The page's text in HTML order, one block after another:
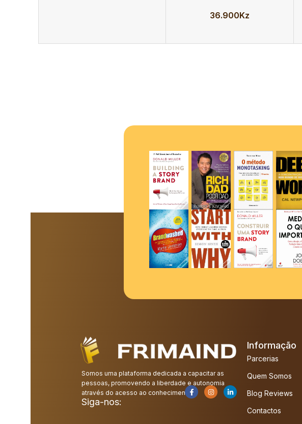
36.900Kz
Somos uma plataforma dedicada a capacitar as
pessoas, promovendo a liberdade e autonomia
através do acesso ao conhecimento.
Siga-nos:
Informação
Parcerias
Quem Somos
Blog Reviews
Contactos